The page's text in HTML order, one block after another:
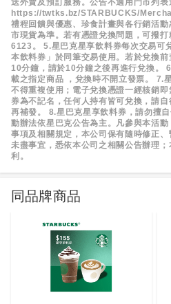
送外賣及預訂服務。公告不適用門市列表
https://twtks.bz/STARBUCKS/
禮程回饋與優惠、珍食計畫與各行銷活
市現貨為準。若有憑證兌換問題，可撥
6123。5.星巴克星享飲料券每次交易可
本飲料券」於同筆交易使用。若於兌換
10分鐘，請於10分鐘之後再進行兌換。
載之指定商品 ，兌換時不開立發票。 7.
不得重複使用；電子兌換憑證一經核銷
券為不記名，任何人持有皆可兌換，請
再補發。 8.星巴克星享飲料券，請勿擅
動辦法依星巴克公告為主。凡參與本活
事項及相關規定，本公司保有隨時修正
未盡事宜，悉依本公司之相關公告辦理
利。
同品牌商品